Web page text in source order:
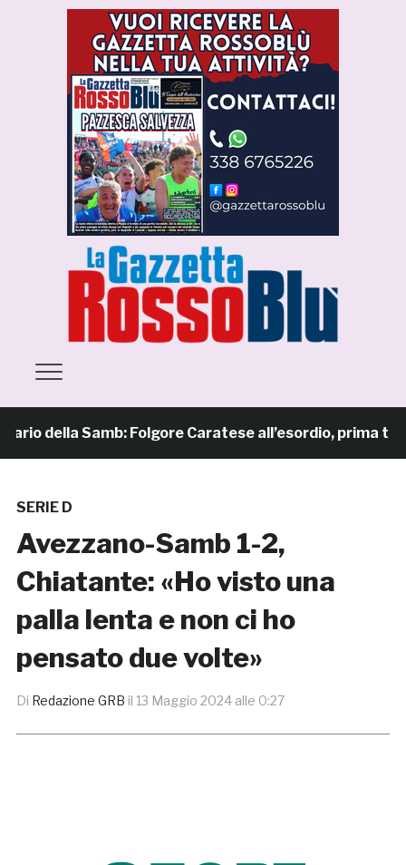
della Samb: Folgore Caratese all’esordio, prima
SERIE D
Avezzano-Samb 1-2,
Chiatante: «Ho visto una
palla lenta e non ci ho
pensato due volte»
Di Redazione GRB il 13 Maggio 2024 alle 0:27